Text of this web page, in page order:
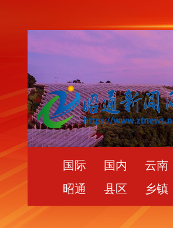
国际 国内
云南
昭通
县区 乡镇